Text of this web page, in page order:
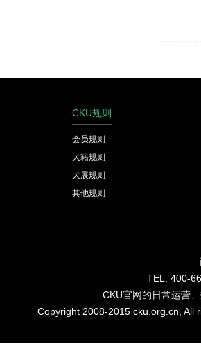
CKU规则
会员规则
犬籍规则
犬展规则
其他规则
TEL: 400-
CKU官网的日常运营
Copyright 2008-2015 cku.org.cn,